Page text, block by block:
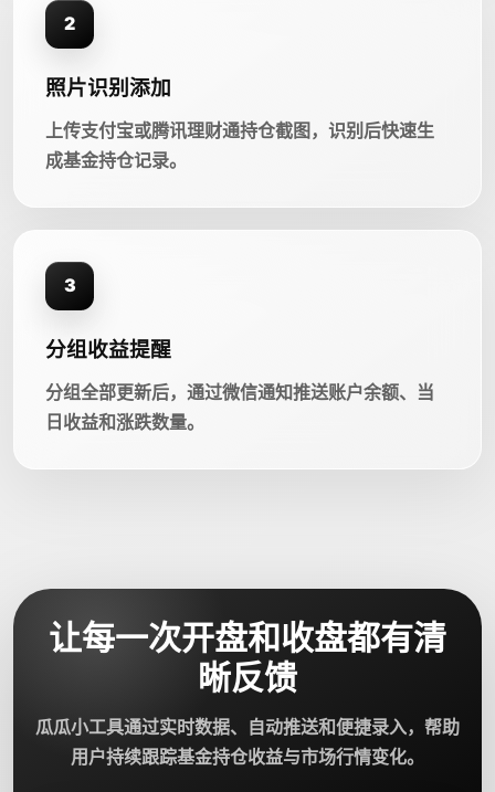
2
照片识别添加
上传支付宝或腾讯理财通持仓截图，识别后快速生
成基金持仓记录。
3
分组收益提醒
分组全部更新后，通过微信通知推送账户余额、当
日收益和涨跌数量。
让每一次开盘和收盘都有清
晰反馈
瓜瓜小工具通过实时数据、自动推送和便捷录入，帮助
用户持续跟踪基金持仓收益与市场行情变化。